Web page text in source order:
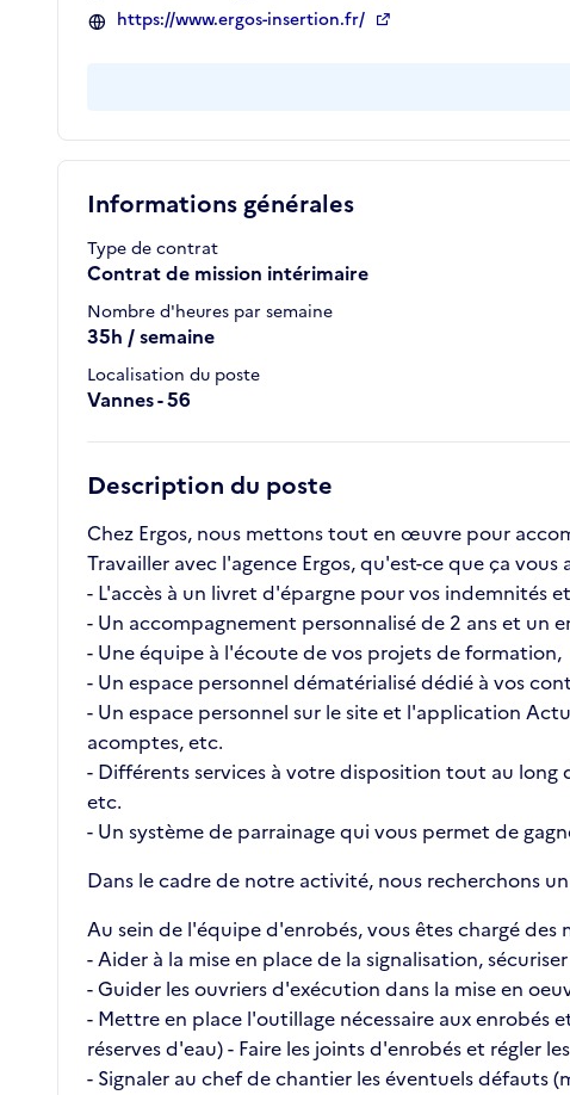
Informations générales
Type de contrat
Contrat de mission intérimaire
Nombre d'heures par semaine
35h / semaine
Localisation du poste
Vannes - 56
Description du poste
Chez Ergos, nous mettons tout en œuvre pour
Travailler avec l'agence Ergos, qu'est-ce que ça
- L'accès à un livret d'épargne pour vos indemnités
- Un accompagnement personnalisé de 2 ans et
- Une équipe à l'écoute de vos projets de formation,
- Un espace personnel dématérialisé dédié à vos
- Un espace personnel sur le site et l'application
acomptes, etc.
- Différents services à votre disposition tout au long
etc.
- Un système de parrainage qui vous permet de
Dans le cadre de notre activité, nous recherchons
Au sein de l'équipe d'enrobés, vous êtes chargé des
- Aider à la mise en place de la signalisation,
- Guider les ouvriers d'exécution dans la mise en
- Mettre en place l'outillage nécessaire aux
réserves d'eau) - Faire les joints d'enrobés et régler
- Signaler au chef de chantier les éventuels défauts
Copier
https://www.ergos-insertion.fr/